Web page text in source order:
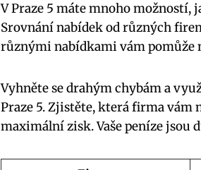
V​ Praze 5‌ máte mnoho možností,
Srovnání nabídek ⁢od různých
různými nabídkami vám
Vyhněte ⁢se drahým chybám a
Praze ⁢5.⁤ Zjistěte, která ​firma‌ vám
maximální⁤ zisk. Vaše ⁢peníze jsou